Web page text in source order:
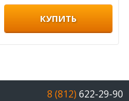
КУПИТЬ
8 (812) 622-29-90